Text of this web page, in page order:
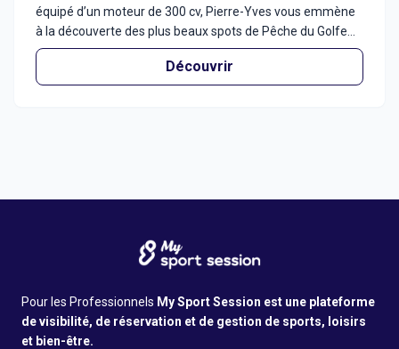
équipé d’un moteur de 300 cv, Pierre-Yves vous emmène
à la découverte des plus beaux spots de Pêche du Golfe
du Morbihan. Spécialiste de la Pêche sportive, il propose
plusieurs formules adaptées à tous les niveaux : stages de
4h, 6h ou à la journée complète.
Découvrir
Pour les Professionnels My Sport Session est une plateforme
de visibilité, de réservation et de gestion de sports, loisirs
et bien-être.